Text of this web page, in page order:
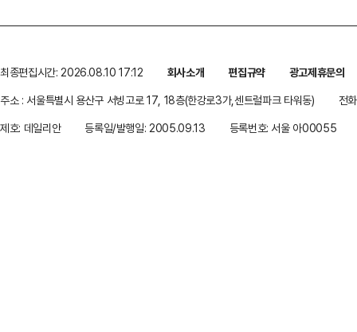
최종편집시간: 2026.08.10 17:12 회사소개 편집규약
광고제휴문의
주소 : 서울특별시 용산구 서빙고로 17, 18층(한강로3가,센트럴파크 타워동)
전
제호: 데일리안
등록일/발행일: 2005.09.13 등록번호: 서울 아00055